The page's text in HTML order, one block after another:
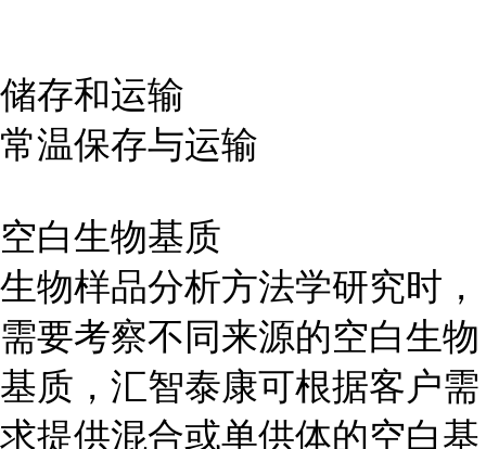
储存和运输
常温保存与运输
空白生物基质
生物样品分析方法学研究时，
需要考察不同来源的空白生物
基质，汇智泰康可根据客户需
求提供混合或单供体的空白基